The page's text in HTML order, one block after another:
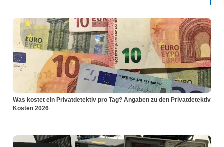
Was kostet ein Privatdetektiv pro Tag? Angaben zu den Privatdetektiv
Kosten 2026